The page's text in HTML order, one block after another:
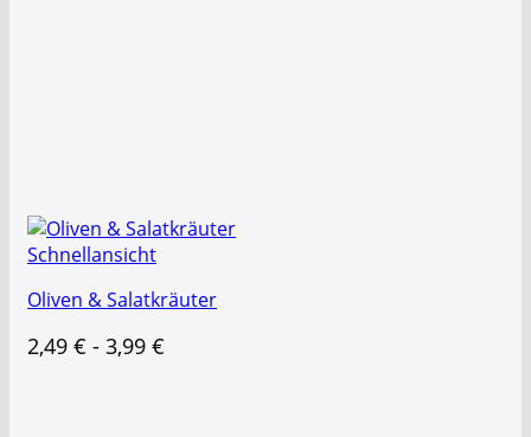
Schnellansicht
Oliven & Salatkräuter
2,49 € - 3,99 €